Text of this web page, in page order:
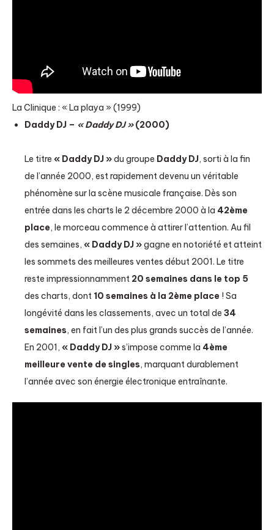
La Clinique : « La playa » (1999)
Daddy DJ – « Daddy DJ »(2000)
Le titre « Daddy DJ »du groupe Daddy DJ, sorti à la fin
de l’année 2000, est rapidement devenu un véritable
phénomène sur la scène musicale française. Dès son
entrée dans les charts le 2 décembre 2000 à la 42ème
place, le morceau commence à attirer l’attention. Au fil
des semaines, « Daddy DJ »gagne en notoriété et atteint
les sommets des meilleures ventes début 2001. Le titre
reste impressionnamment 20 semaines dans le top 5
des charts, dont 10 semaines à la 2ème place ! Sa
longévité dans les classements, avec un total de 34
semaines, en fait l’un des plus grands succès de l’année.
En 2001, « Daddy DJ »s’impose comme la 4ème
meilleure vente de singles, marquant durablement
l’année avec son énergie électronique entraînante.